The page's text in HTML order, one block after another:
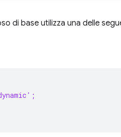
di base utilizza una delle